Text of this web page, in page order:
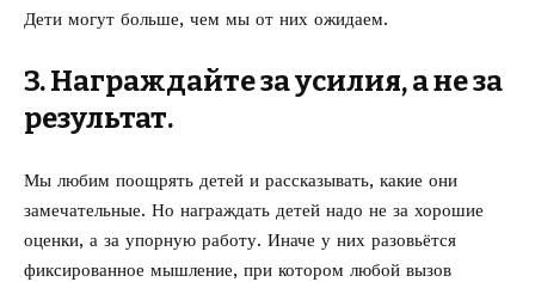
Дети могут больше, чем мы от них ожидаем.
3. Награждайте за усилия, а не за
результат.
Мы любим поощрять детей и рассказывать, какие они
замечательные. Но награждать детей надо не за хорошие
оценки, а за упорную работу. Иначе у них разовьётся
фиксированное мышление, при котором любой вызов